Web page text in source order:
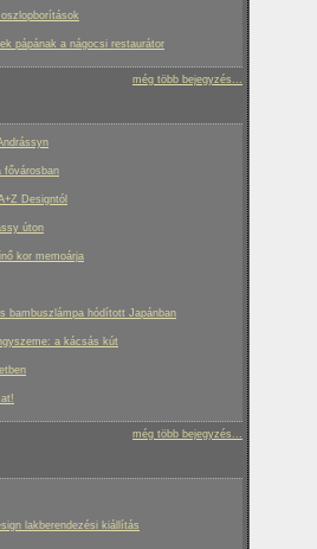
pápának a nágocsi restaurátor
még több bejegyzés...
fővárosban
Designtól
úton
kor memoárja
bambuszlámpa hódított Japánban
a kácsás kút
még több bejegyzés...
lakberendezési kiállítás